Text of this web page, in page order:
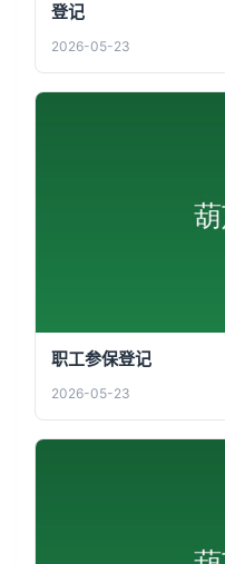
登记
2026-05-23
职工参保登记
2026-05-23